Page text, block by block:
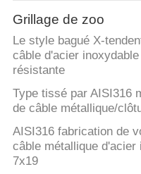
CONTRÔLE
DE
QUALITÉ
CONTACTEZ-
NOUS
Grillage de zoo
Le style bagué X-
câble d'acier
résistante
Type tissé par AISI316
de câble métallique/
AISI316 fabrication de
câble métallique
7x19